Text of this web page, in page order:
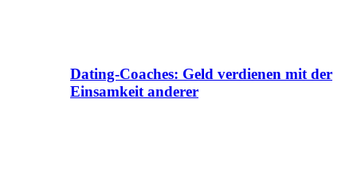
Dating-Coaches: Geld verdienen mit der
Einsamkeit anderer